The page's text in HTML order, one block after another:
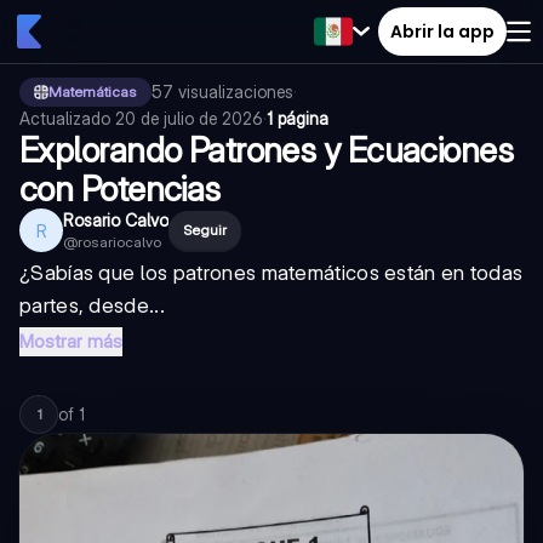
Abrir la app
Matemáticas 57 visualizaciones·
Actualizado 20 de julio de 2026·1 página
Explorando Patrones y Ecuaciones
con Potencias
R Rosario Calvo
@rosariocalvo
Seguir
¿Sabías que los patrones matemáticos están en todas
partes, desde...
Mostrar más
1 of 1